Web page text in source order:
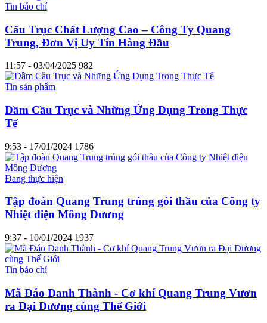
Tin báo chí
Cẩu Trục Chất Lượng Cao – Công Ty Quang
Trung, Đơn Vị Uy Tín Hàng Đầu
11:57 - 03/04/2025 982
Tin sản phẩm
Dầm Cầu Trục và Những Ứng Dụng Trong Thực
Tế
9:53 - 17/01/2024 1786
Đang thực hiện
Tập đoàn Quang Trung trúng gói thầu của Công ty
Nhiệt điện Mông Dương
9:37 - 10/01/2024 1937
Tin báo chí
Mã Đáo Danh Thành - Cơ khí Quang Trung Vươn
ra Đại Dương cùng Thế Giới